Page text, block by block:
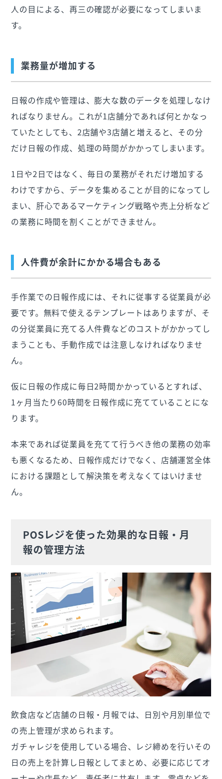
人の目による、再三の確認が必要になってしまいま
す。
業務量が増加する
日報の作成や管理は、膨大な数のデータを処理しなけ
ればなりません。これが1店舗分であれば何とかなっ
ていたとしても、2店舗や3店舗と増えると、その分
だけ日報の作成、処理の時間がかかってしまいます。
1日や2日ではなく、毎日の業務がそれだけ増加する
わけですから、データを集めることが目的になってし
まい、肝心であるマーケティング戦略や売上分析など
の業務に時間を割くことができません。
人件費が余計にかかる場合もある
手作業での日報作成には、それに従事する従業員が必
要です。無料で使えるテンプレートはありますが、そ
の分従業員に充てる人件費などのコストがかかってし
まうことも、手動作成では注意しなければなりませ
ん。
仮に日報の作成に毎日2時間かかっているとすれば、
1ヶ月当たり60時間を日報作成に充てていることにな
ります。
本来であれば従業員を充てて行うべき他の業務の効率
も悪くなるため、日報作成だけでなく、店舗運営全体
における課題として解決策を考えなくてはいけませ
ん。
POSレジを使った効果的な日報・月
報の管理方法
飲食店など店舗の日報・月報では、日別や月別単位で
の売上管理が求められます。
ガチャレジを使用している場合、レジ締めを行いその
日の売上を計算し日報としてまとめ、必要に応じてオ